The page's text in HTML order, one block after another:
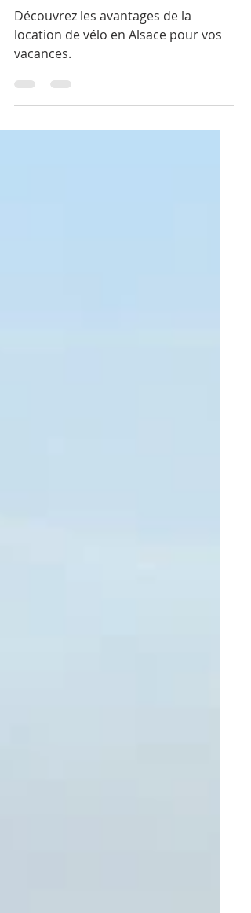
pourquoi louer un vélo
pendant vos vacances ?
Découvrez les avantages de la
location de vélo en Alsace pour vos